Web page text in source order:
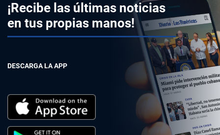
¡Recibe las últimas noticias
en tus propias manos!
DESCARGA LA APP